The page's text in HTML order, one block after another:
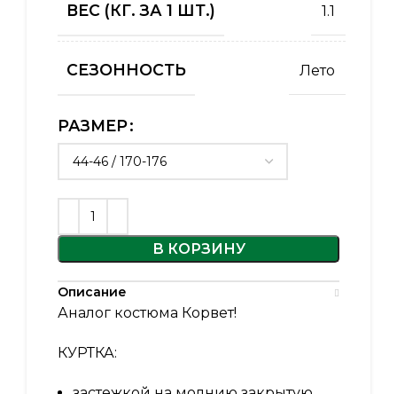
ВЕС (КГ. ЗА 1 ШТ.) 1.1
СЕЗОННОСТЬ Лето
РАЗМЕР
В КОРЗИНУ
Описание
Аналог костюма Корвет!
КУРТКА: